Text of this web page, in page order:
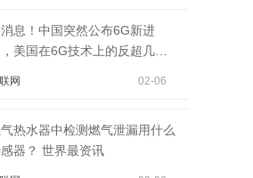
息！中国突然公布6G新进
美国在6G技术上的反超几乎
网 02-06
热水器中检测燃气泄漏用什么
器？ 世界最资讯